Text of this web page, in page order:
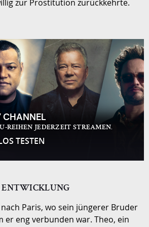
zur Prostitution zurückkehrte.
CHANNEL
REIHEN JEDERZEIT STREAMEN.
TESTEN
ENTWICKLUNG
Paris, wo sein jüngerer Bruder
er eng verbunden war. Theo, ein